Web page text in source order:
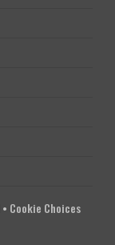
• Cookie Choices